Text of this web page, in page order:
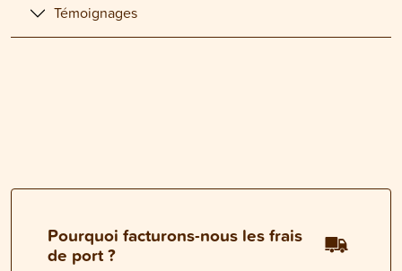
Témoignages
Pourquoi facturons-nous les frais
de port ?